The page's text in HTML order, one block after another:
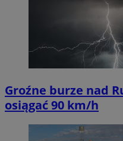
Groźne burze nad
osiągać 90 km/h